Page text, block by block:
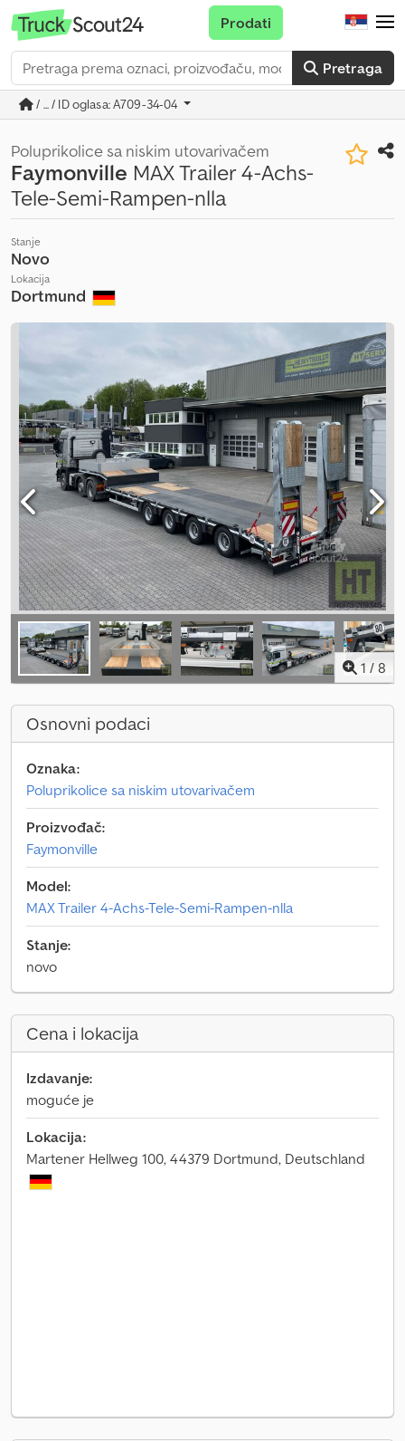
Pretraga
Prodati
/ ... / ID oglasa: A709-34-04
Poluprikolice sa niskim utovarivačem
Faymonville MAX Trailer 4-Achs-
Tele-Semi-Rampen-nlla
Stanje
Novo
Lokacija
Dortmund
1 / 8
Osnovni podaci
Oznaka:
Poluprikolice sa niskim utovarivačem
Proizvođač:
Faymonville
Model:
MAX Trailer 4-Achs-Tele-Semi-Rampen-nlla
Stanje:
novo
Cena i lokacija
Izdavanje:
moguće je
Lokacija:
Martener Hellweg 100, 44379 Dortmund, Deutschland